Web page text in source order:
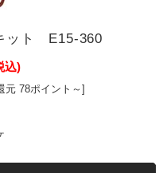
ット E15-360
込)
元 78ポイント～]